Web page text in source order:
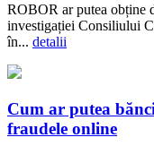
ROBOR ar putea obține
investigației Consiliului
în... detalii
Cum ar putea
fraudele online